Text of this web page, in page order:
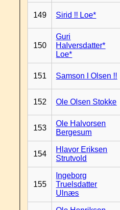
149 Sirid !! Loe*
150
Guri
Halversdatter*
Loe*
151 Samson I Olsen !!
152 Ole Olsen Stokke
153
Ole Halvorsen
Bergesum
154
Hlavor Eriksen
Strutvold
155
Ingeborg
Truelsdatter
Ulnæs